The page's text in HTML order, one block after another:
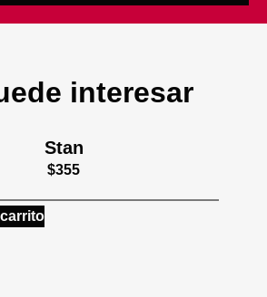
interesar
Stan
$355